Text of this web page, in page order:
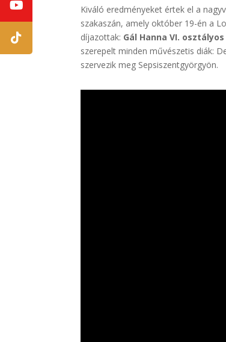
Kiváló eredményeket értek el a
szakaszán, amely október 19-én a
díjazottak: Gál Hanna VI.
szerepelt minden művészetis diák:
szervezik meg Sepsiszentgyörgyön.